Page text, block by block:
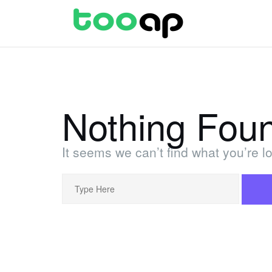
Nothing
It seems we can’t find what you’re
Search